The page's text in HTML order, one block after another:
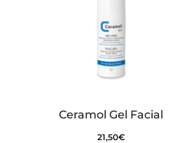
Ceramol Gel Facial
21,50€